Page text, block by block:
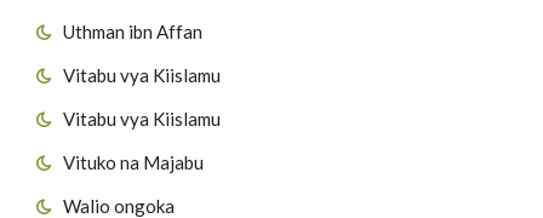
Uthman ibn Affan
Vitabu vya Kiislamu
Vitabu vya Kiislamu
Vituko na Majabu
Walio ongoka